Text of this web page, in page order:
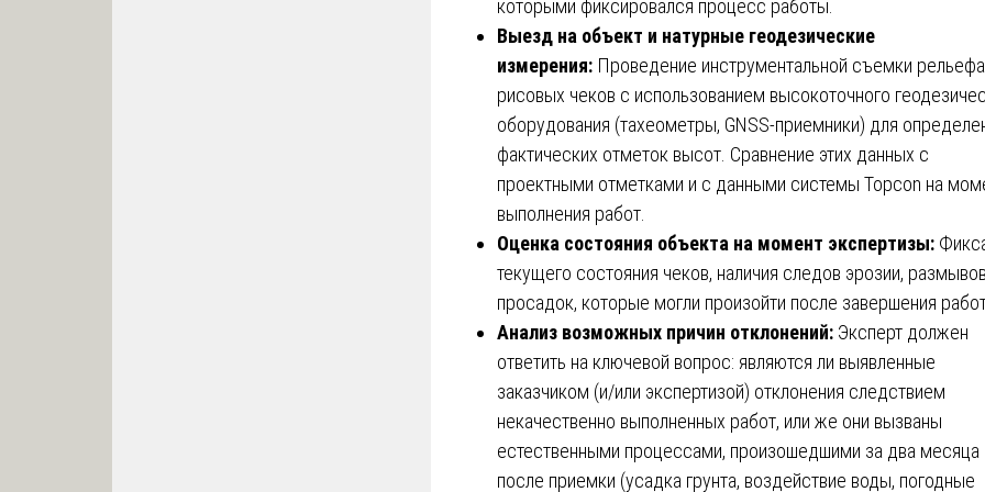
которыми фиксировался процесс работы.
Выезд на объект и натурные геодезические
измерения: Проведение инструментальной съемки рельефа
рисовых чеков с использованием высокоточного
оборудования (тахеометры, GNSS-приемники) для
фактических отметок высот. Сравнение этих данных с
проектными отметками и с данными системы Topcon на
выполнения работ.
Оценка состояния объекта на момент экспертизы:
текущего состояния чеков, наличия следов эрозии,
просадок, которые могли произойти после завершения
Анализ возможных причин отклонений: Эксперт должен
ответить на ключевой вопрос: являются ли выявленные
заказчиком (и/или экспертизой) отклонения следствием
некачественно выполненных работ, или же они вызваны
естественными процессами, произошедшими за два месяца
после приемки (усадка грунта, воздействие воды, погодные